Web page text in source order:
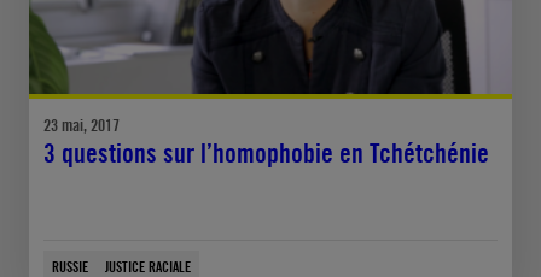
23 mai, 2017
3 questions sur l’homophobie en Tchétchénie
RUSSIE JUSTICE RACIALE